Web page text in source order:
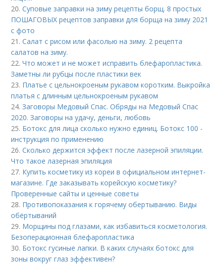
20.Суповые заправки на зиму рецепты борщ. 8 простых
ПОШАГОВЫХ рецептов заправки для борща на зиму 2021
с фото
21.Салат с рисом или фасолью на зиму. 2 рецепта
салатов на зиму.
22.Что может и не может исправить блефаропластика.
Заметны ли рубцы после пластики век
23. Платье с цельнокроеным рукавом коротким. Выкройка
платья с длинным цельнокроеным рукавом
24.Заговоры Медовый Спас. Обряды на Медовый Спас
2020. Заговоры на удачу, деньги, любовь
25. Ботокс для лица сколько нужно единиц. Ботокс 100 -
инструкция по применению
26.Сколько держится эффект после лазерной эпиляции.
Что такое лазерная эпиляция
27. Купить косметику из кореи в официальном интернет-
магазине. Где заказывать корейскую косметику?
Проверенные сайты и ценные советы
28. Противопоказания к горячему обертыванию. Виды
обёртываний
29. Морщины под глазами, как избавиться косметология.
Безоперационная блефаропластика
30. Ботокс гусиные лапки. В каких случаях ботокс для
зоны вокруг глаз эффективен?